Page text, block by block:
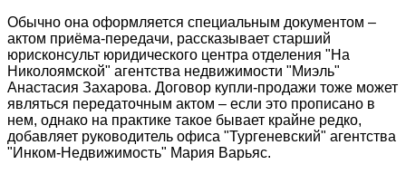
Обычно она оформляется специальным документом –
актом приёма-передачи, рассказывает старший
юрисконсульт юридического центра отделения "На
Николоямской" агентства недвижимости "Миэль"
Анастасия Захарова. Договор купли-продажи тоже может
являться передаточным актом – если это прописано в
нем, однако на практике такое бывает крайне редко,
добавляет руководитель офиса "Тургеневский" агентства
"Инком-Недвижимость" Мария Варьяс.